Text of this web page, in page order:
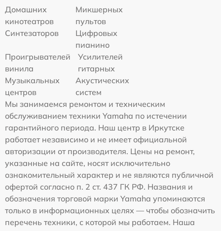
Домашних
кинотеатров
Микшерных
пультов
Синтезаторов
Цифровых
пианино
Проигрывателей
винила
Усилителей
гитарных
Музыкальных
центров
Акустических
систем
Мы занимаемся ремонтом и техническим
обслуживанием техники Yamaha по истечении
гарантийного периода. Наш центр в Иркутске
работает независимо и не имеет официальной
авторизации от производителя. Цены на ремонт,
указанные на сайте, носят исключительно
ознакомительный характер и не являются публичной
офертой согласно п. 2 ст. 437 ГК РФ. Названия и
обозначения торговой марки Yamaha упоминаются
только в информационных целях — чтобы обозначить
перечень техники, с которой мы работаем. Наша